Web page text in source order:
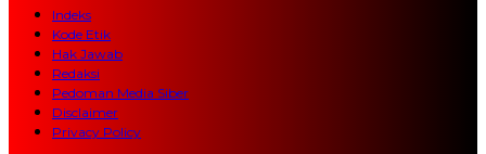
Indeks
Kode Etik
Hak Jawab
Redaksi
Pedoman Media Siber
Disclaimer
Privacy Policy